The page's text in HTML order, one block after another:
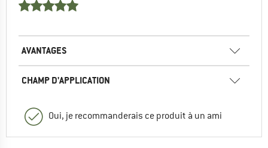
AVANTAGES
CHAMP D'APPLICATION
Oui, je recommanderais ce produit à un ami